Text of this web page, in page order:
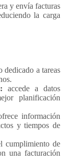
y envía facturas
la carga
dedicado a tareas
accede a datos
planificación
información
y tiempos de
cumplimiento de
una facturación